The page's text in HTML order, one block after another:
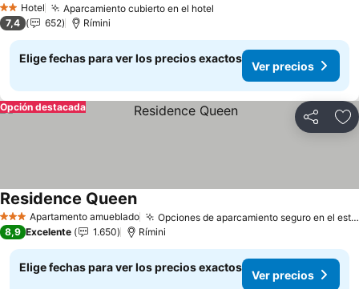
2 Estrellas
Hotel Aparcamiento cubierto en el hotel
7,4 652 Rímini
Elige fechas para ver los precios exactos
Ver precios
Compartir
Opción destacada
3 EstrellasApartamento amueblado Opciones de aparcamiento seguro en el establecimiento
Residence QueenVer precios
8,9 Excelente 1.650 Rímini
Elige fechas para ver los precios exactos
Ver precios